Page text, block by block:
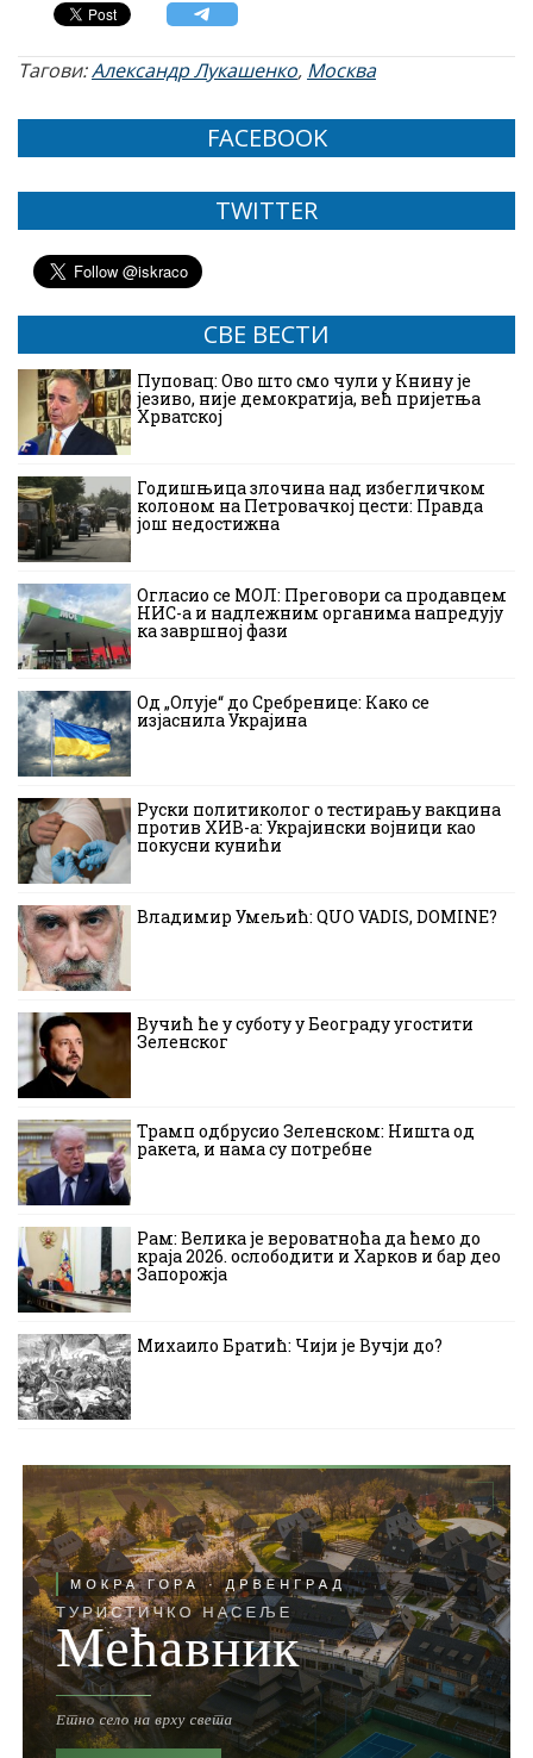
Тагови:Александр Лукашенко, Москва
FACEBOOK
TWITTER
СВЕ ВЕСТИ
Пуповац: Ово што смо чули у Книну је
језиво, није демократија, већ пријетња
Хрватској
Годишњица злочина над избегличком
колоном на Петровачкој цести: Правда
још недостижна
Огласио се МОЛ: Преговори са продавцем
НИС-а и надлежним органима напредују
ка завршној фази
Од „Олује“ до Сребренице: Како се
изјаснила Украјина
Руски политиколог о тестирању вакцина
против ХИВ-а: Украјински војници као
покусни кунићи
Владимир Умељић: QUO VADIS, DOMINE?
Вучић ће у суботу у Београду угостити
Зеленског
Трамп одбрусио Зеленском: Ништа од
ракета, и нама су потребне
Рам: Велика је вероватноћа да ћемо до
краја 2026. ослободити и Харков и бар део
Запорожја
Михаило Братић: Чији је Вучји до?